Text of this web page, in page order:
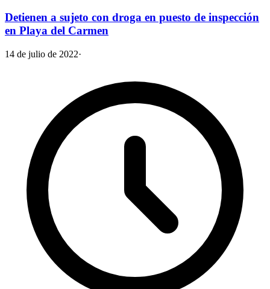
Detienen a sujeto con droga en puesto de inspección
en Playa del Carmen
14 de julio de 2022·